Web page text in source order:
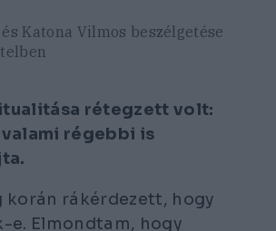
Katona Vilmos beszélgetése
rétegzett volt:
régebbi is
korán rákérdezett, hogy
e. Elmondtam, hogy